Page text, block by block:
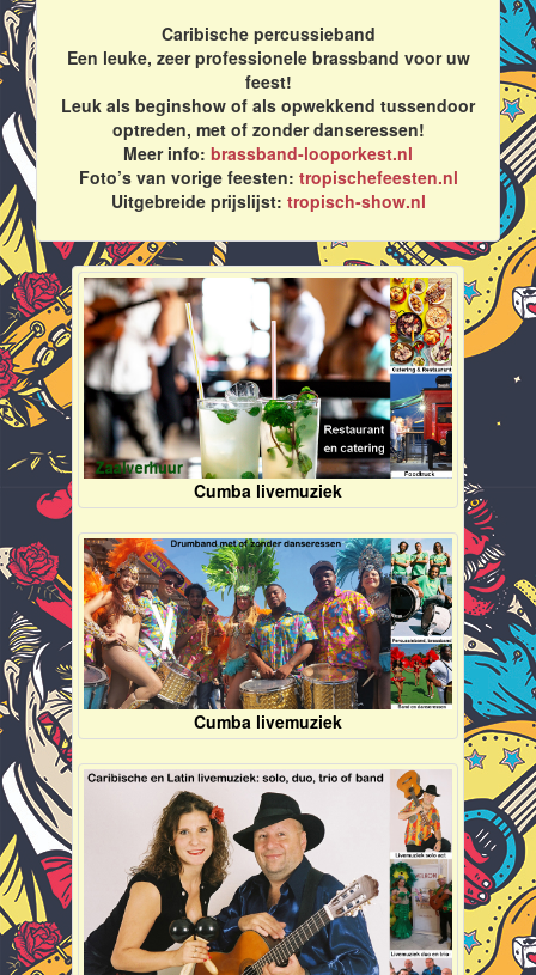
Caribische percussieband
Een leuke, zeer professionele brassband voor uw
feest!
Leuk als beginshow of als opwekkend tussendoor
optreden, met of zonder danseressen!
Meer info: brassband-looporkest.nl
Foto’s van vorige feesten: tropischefeesten.nl
Uitgebreide prijslijst: tropisch-show.nl
Cumba livemuziek
Cumba livemuziek